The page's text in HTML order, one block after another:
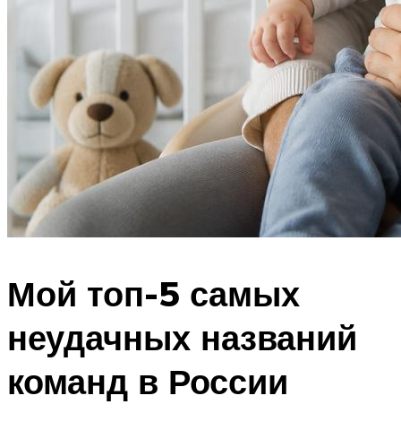
Мой топ-5 самых
неудачных названий
команд в России